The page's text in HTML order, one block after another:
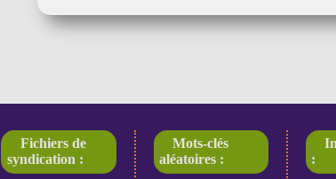
Fichiers de
syndication :
Mots-clés
aléatoires :
: